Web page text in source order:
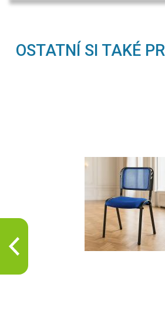
OSTATNÍ SI TAKÉ